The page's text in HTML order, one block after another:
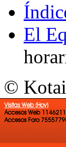
El
© Kotai
Visitas Web (Hoy)
Accesos Web
Accesos Foro